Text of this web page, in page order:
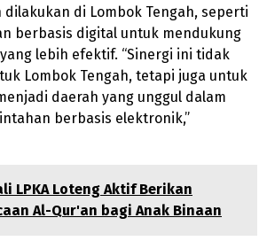
dilakukan di Lombok Tengah, seperti
berbasis digital untuk mendukung
lebih efektif. “Sinergi ini tidak
Lombok Tengah, tetapi juga untuk
daerah yang unggul dalam
berbasis elektronik,”
LPKA Loteng Aktif Berikan
Al-Qur'an bagi Anak Binaan